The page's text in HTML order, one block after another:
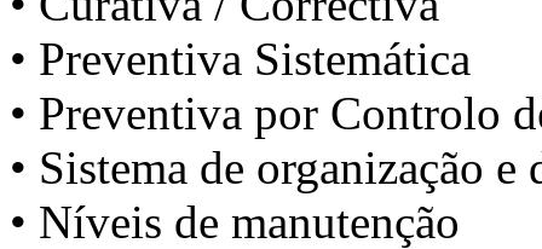
• Preventiva Sistemática
• Preventiva por Controlo
• Sistema de organização
• Níveis de manutenção